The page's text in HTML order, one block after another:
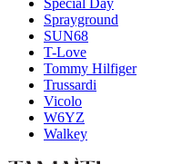
Special Day
Sprayground
SUN68
T-Love
Tommy Hilfiger
Trussardi
Vicolo
W6YZ
Walkey